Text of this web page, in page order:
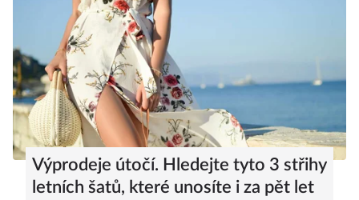
Výprodeje útočí. Hledejte tyto 3 střihy
letních šatů, které unosíte i za pět let